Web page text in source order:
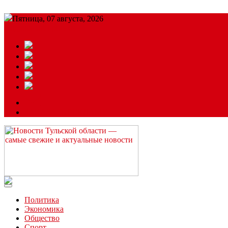
Пятница, 07 августа, 2026
Читайте последние новости дня в Тульской области на сайте
Политика
Экономика
Общество